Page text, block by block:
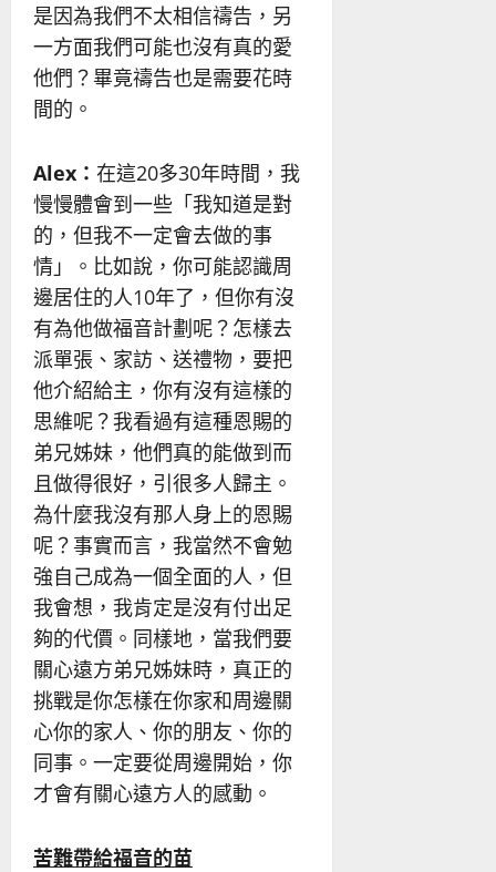
是因為我們不太相信禱告，另
一方面我們可能也沒有真的愛
他們？畢竟禱告也是需要花時
間的。
Alex ： 在這20多30年時間，我
慢慢體會到一些「我知道是對
的，但我不一定會去做的事
情」。比如說，你可能認識周
邊居住的人10年了，但你有沒
有為他做福音計劃呢？怎樣去
派單張、家訪、送禮物，要把
他介紹給主，你有沒有這樣的
思維呢？我看過有這種恩賜的
弟兄姊妹，他們真的能做到而
且做得很好，引很多人歸主。
為什麼我沒有那人身上的恩賜
呢？事實而言，我當然不會勉
強自己成為一個全面的人，但
我會想，我肯定是沒有付出足
夠的代價。同樣地，當我們要
關心遠方弟兄姊妹時，真正的
挑戰是你怎樣在你家和周邊關
心你的家人、你的朋友、你的
同事。一定要從周邊開始，你
才會有關心遠方人的感動。
苦難帶給福音的苗